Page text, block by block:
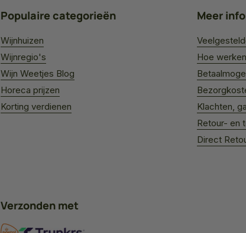
Populaire categorieën
Wijnhuizen
Wijnregio's
Wijn Weetjes Blog
Horeca prijzen
Korting verdienen
Meer
Hoe
Klachten,
Retour- en
Direct
Verzonden met